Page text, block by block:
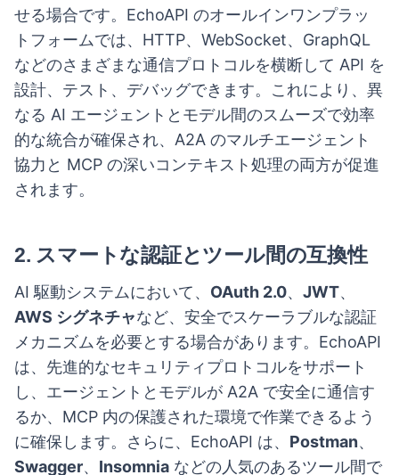
せる場合です。EchoAPI のオールインワンプラッ
トフォームでは、HTTP、WebSocket、GraphQL
などのさまざまな通信プロトコルを横断して API を
設計、テスト、デバッグできます。これにより、異
なる AI エージェントとモデル間のスムーズで効率
的な統合が確保され、A2A のマルチエージェント
協力と MCP の深いコンテキスト処理の両方が促進
されます。
2. スマートな認証とツール間の互換性
AI 駆動システムにおいて、 OAuth 2.0、 JWT、
AWS シグネチャなど、安全でスケーラブルな認証
メカニズムを必要とする場合があります。EchoAPI
は、先進的なセキュリティプロトコルをサポート
し、エージェントとモデルが A2A で安全に通信す
るか、MCP 内の保護された環境で作業できるよう
に確保します。さらに、EchoAPI は、 Postman、
Swagger、 Insomnia などの人気のあるツール間で